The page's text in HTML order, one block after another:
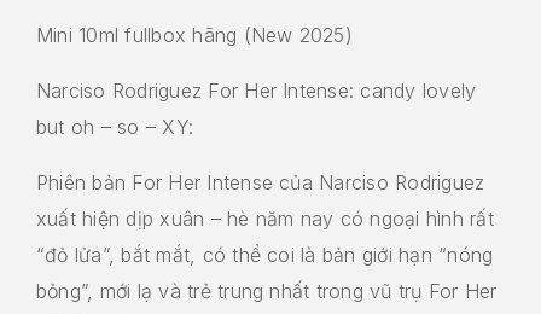
Mini 10ml fullbox hãng (New 2025)
Narciso Rodriguez For Her Intense: candy lovely
but oh – so – XY:
Phiên bản For Her Intense của Narciso Rodriguez
xuất hiện dịp xuân – hè năm nay có ngoại hình rất
“đỏ lửa”, bắt mắt, có thể coi là bản giới hạn “nóng
bỏng”, mới lạ và trẻ trung nhất trong vũ trụ For Her